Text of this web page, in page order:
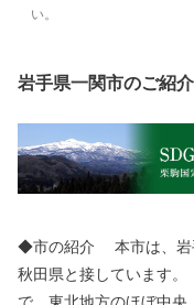
い。
岩手県一関市のご紹介
◆市の紹介 本市は、岩
秋田県と接しています